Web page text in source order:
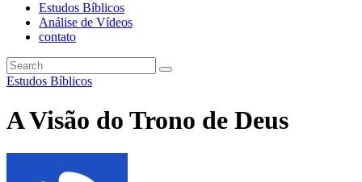
Estudos Bíblicos
Análise de Vídeos
contato
Estudos Bíblicos
A Visão do Trono de Deus